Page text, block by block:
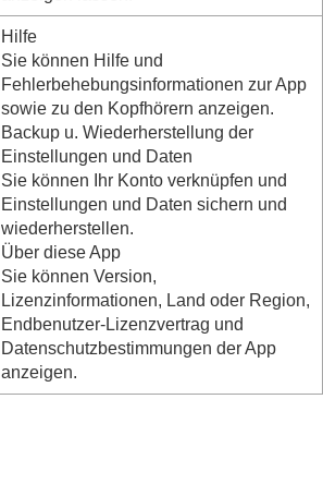
Hilfe
Sie können Hilfe und
Fehlerbehebungsinformationen zur App
sowie zu den Kopfhörern anzeigen.
Backup u. Wiederherstellung der
Einstellungen und Daten
Sie können Ihr Konto verknüpfen und
Einstellungen und Daten sichern und
wiederherstellen.
Über diese App
Sie können Version,
Lizenzinformationen, Land oder Region,
Endbenutzer-Lizenzvertrag und
Datenschutzbestimmungen der App
anzeigen.